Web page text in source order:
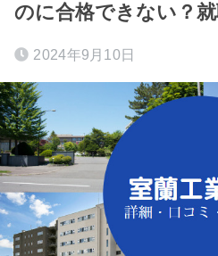
のに合格できない？就
2024年9月10日